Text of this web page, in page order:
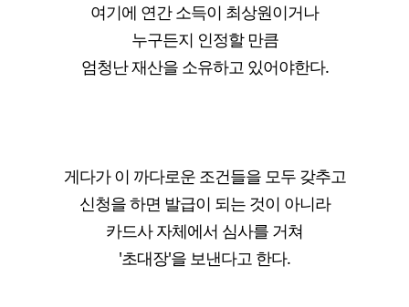
여기에 연간 소득이 최상원이거나
누구든지 인정할 만큼
엄청난 재산을 소유하고 있어야한다.
게다가 이 까다로운 조건들을 모두 갖추고
신청을 하면 발급이 되는 것이 아니라
카드사 자체에서 심사를 거쳐
'초대장'을 보낸다고 한다.